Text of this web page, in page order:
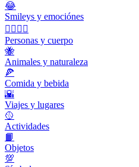
😂
Smileys y emociónes
👩‍❤️‍💋‍👨
Personas y cuerpo
🐝
Animales y naturaleza
🍕
Comida y bebida
🌇
Viajes y lugares
🥎
Actividades
📙
Objetos
💯